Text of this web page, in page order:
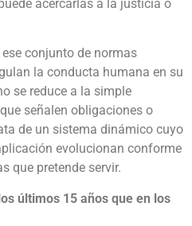
acercarlas a la justicia o
conjunto de normas
la conducta humana en su
se reduce a la simple
señalen obligaciones o
de un sistema dinámico cuyo
evolucionan conforme
que pretende servir.
últimos 15 años que en los